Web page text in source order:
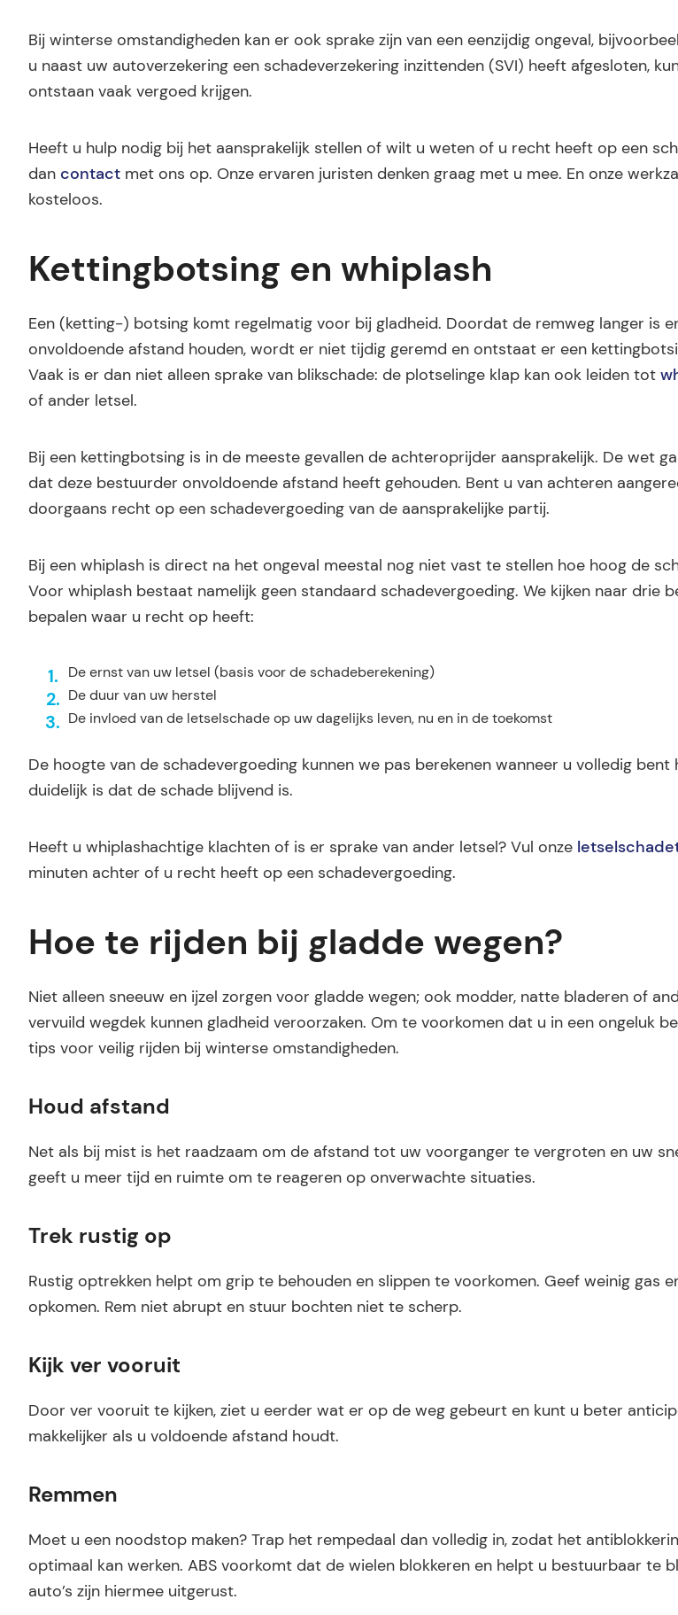
Bij winterse omstandigheden kan er ook sprake zijn van een eenzijdig ongeval,
u naast uw autoverzekering een schadeverzekering inzittenden (SVI) heeft afgesloten,
ontstaan vaak vergoed krijgen.
Heeft u hulp nodig bij het aansprakelijk stellen of wilt u weten of u recht heeft op een
dan contact met ons op. Onze ervaren juristen denken graag met u mee. En onze
kosteloos.
Kettingbotsing en whiplash
Een (ketting-) botsing komt regelmatig voor bij gladheid. Doordat de remweg langer is
onvoldoende afstand houden, wordt er niet tijdig geremd en ontstaat er een
Vaak is er dan niet alleen sprake van blikschade: de plotselinge klap kan ook leiden tot
of ander letsel.
Bij een kettingbotsing is in de meeste gevallen de achteroprijder aansprakelijk. De wet
dat deze bestuurder onvoldoende afstand heeft gehouden. Bent u van achteren
doorgaans recht op een schadevergoeding van de aansprakelijke partij.
Bij een whiplash is direct na het ongeval meestal nog niet vast te stellen hoe hoog de
Voor whiplash bestaat namelijk geen standaard schadevergoeding. We kijken naar drie
bepalen waar u recht op heeft:
De ernst van uw letsel (basis voor de schadeberekening)
De duur van uw herstel
De invloed van de letselschade op uw dagelijks leven, nu en in de toekomst
De hoogte van de schadevergoeding kunnen we pas berekenen wanneer u volledig bent
duidelijk is dat de schade blijvend is.
Heeft u whiplashachtige klachten of is er sprake van ander letsel? Vul onze
minuten achter of u recht heeft op een schadevergoeding.
Hoe te rijden bij gladde wegen?
Niet alleen sneeuw en ijzel zorgen voor gladde wegen; ook modder, natte bladeren of
vervuild wegdek kunnen gladheid veroorzaken. Om te voorkomen dat u in een ongeluk
tips voor veilig rijden bij winterse omstandigheden.
Houd afstand
Net als bij mist is het raadzaam om de afstand tot uw voorganger te vergroten en uw
geeft u meer tijd en ruimte om te reageren op onverwachte situaties.
Trek rustig op
Rustig optrekken helpt om grip te behouden en slippen te voorkomen. Geef weinig gas
opkomen. Rem niet abrupt en stuur bochten niet te scherp.
Kijk ver vooruit
Door ver vooruit te kijken, ziet u eerder wat er op de weg gebeurt en kunt u beter
makkelijker als u voldoende afstand houdt.
Remmen
Moet u een noodstop maken? Trap het rempedaal dan volledig in, zodat het
optimaal kan werken. ABS voorkomt dat de wielen blokkeren en helpt u bestuurbaar te
auto’s zijn hiermee uitgerust.